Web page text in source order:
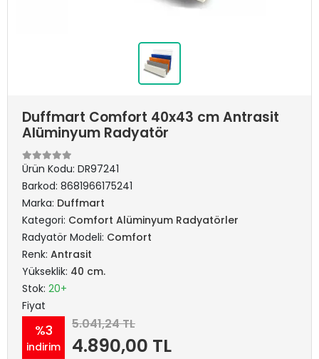
Duffmart Comfort 40x43 cm Antrasit
Alüminyum Radyatör
Ürün Kodu: DR97241
Barkod: 8681966175241
Marka: Duffmart
Kategori: Comfort Alüminyum Radyatörler
Radyatör Modeli: Comfort
Renk: Antrasit
Yükseklik: 40 cm.
Stok: 20+
Fiyat
%3
indirim
5.041,24 TL
4.890,00 TL